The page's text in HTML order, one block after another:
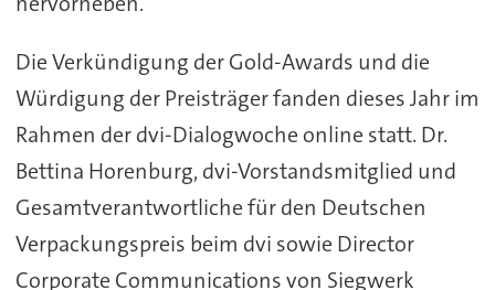
Die Verkündigung der Gold-Awards und die
Würdigung der Preisträger fanden dieses Jahr im
Rahmen der dvi-Dialogwoche online statt. Dr.
Bettina Horenburg, dvi-Vorstandsmitglied und
Gesamtverantwortliche für den Deutschen
Verpackungspreis beim dvi sowie Director
Corporate Communications von Siegwerk